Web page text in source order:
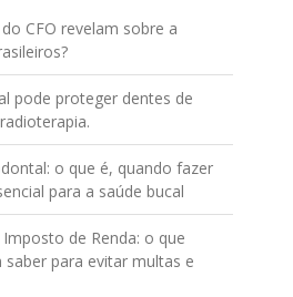
CFO revelam sobre a
pode proteger dentes de
o que é, quando fazer
para a saúde bucal
Imposto de Renda: o que
saber para evitar multas e